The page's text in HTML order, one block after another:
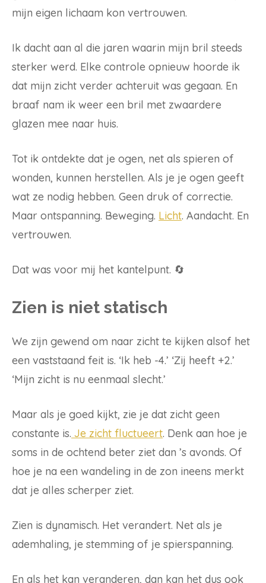
mijn eigen lichaam kon vertrouwen.
Ik dacht aan al die jaren waarin mijn bril steeds
sterker werd. Elke controle opnieuw hoorde ik
dat mijn zicht verder achteruit was gegaan. En
braaf nam ik weer een bril met zwaardere
glazen mee naar huis.
Tot ik ontdekte dat je ogen, net als spieren of
wonden, kunnen herstellen. Als je je ogen geeft
wat ze nodig hebben. Geen druk of correctie.
Maar ontspanning. Beweging. Licht. Aandacht. En
vertrouwen.
Dat was voor mij het kantelpunt. 🔄
Zien is niet statisch
We zijn gewend om naar zicht te kijken alsof het
een vaststaand feit is. ‘Ik heb -4.’ ‘Zij heeft +2.’
‘Mijn zicht is nu eenmaal slecht.’
Maar als je goed kijkt, zie je dat zicht geen
constante is. Je zicht fluctueert. Denk aan hoe je
soms in de ochtend beter ziet dan ’s avonds. Of
hoe je na een wandeling in de zon ineens merkt
dat je alles scherper ziet.
Zien is dynamisch. Het verandert. Net als je
ademhaling, je stemming of je spierspanning.
En als het kan veranderen, dan kan het dus ook